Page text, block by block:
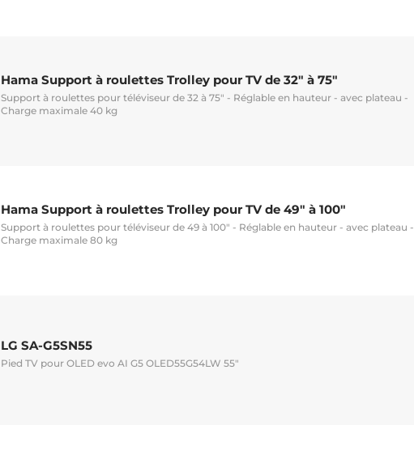
Hama Support à roulettes Trolley pour TV de 32" à 75"
Support à roulettes pour téléviseur de 32 à 75" - Réglable en hauteur - avec plateau -
Charge maximale 40 kg
Hama Support à roulettes Trolley pour TV de 49" à 100"
Support à roulettes pour téléviseur de 49 à 100" - Réglable en hauteur - avec plateau -
Charge maximale 80 kg
LG SA-G5SN55
Pied TV pour OLED evo AI G5 OLED55G54LW 55"